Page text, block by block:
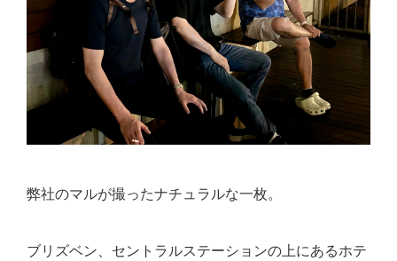
n
弊社のマルが撮ったナチュラルな一枚。
ブリズベン、セントラルステーションの上にあるホテ